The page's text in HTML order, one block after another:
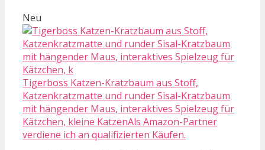
Neu
Tigerboss Katzen-Kratzbaum aus Stoff,
Katzenkratzmatte und runder Sisal-Kratzbaum
mit hängender Maus, interaktives Spielzeug für
Kätzchen, kleine KatzenAls Amazon-Partner
verdiene ich an qualifizierten Käufen.